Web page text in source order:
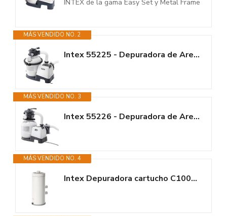
INTEX de la gama Easy Set y Metal Frame
MÁS VENDIDO NO. 2
Intex 55225 - Depuradora de Arena Krystal Clear 5.700 L/H, depuradora...
MÁS VENDIDO NO. 3
Intex 55226 - Depuradora de Arena Krystal Clear 7.900 L/H, depuradora...
MÁS VENDIDO NO. 4
Intex Depuradora cartucho C1000, Filtración 3.785 l/h, Cartucho tipo A,...